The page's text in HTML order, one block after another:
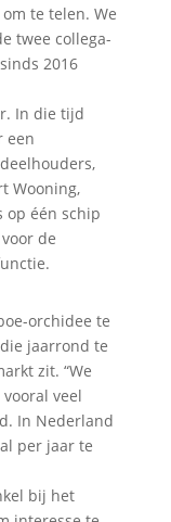
te telen. We
twee collega-
2016
In die tijd
een
Wooning,
op één schip
de
orchidee te
jaarrond te
zit. “We
veel
In Nederland
per jaar te
bij het